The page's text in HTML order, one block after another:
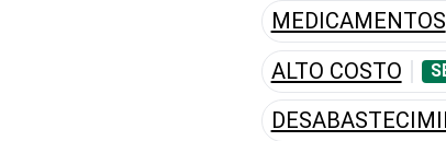
MEDICAMENTOS
ALTO COSTO